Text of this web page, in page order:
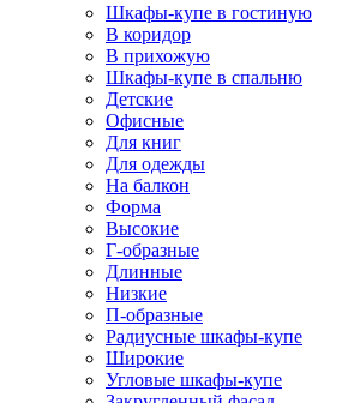
Шкафы-купе в гостиную
В коридор
В прихожую
Шкафы-купе в спальню
Детские
Офисные
Для книг
Для одежды
На балкон
Форма
Высокие
Г-образные
Длинные
Низкие
П-образные
Радиусные шкафы-купе
Широкие
Угловые шкафы-купе